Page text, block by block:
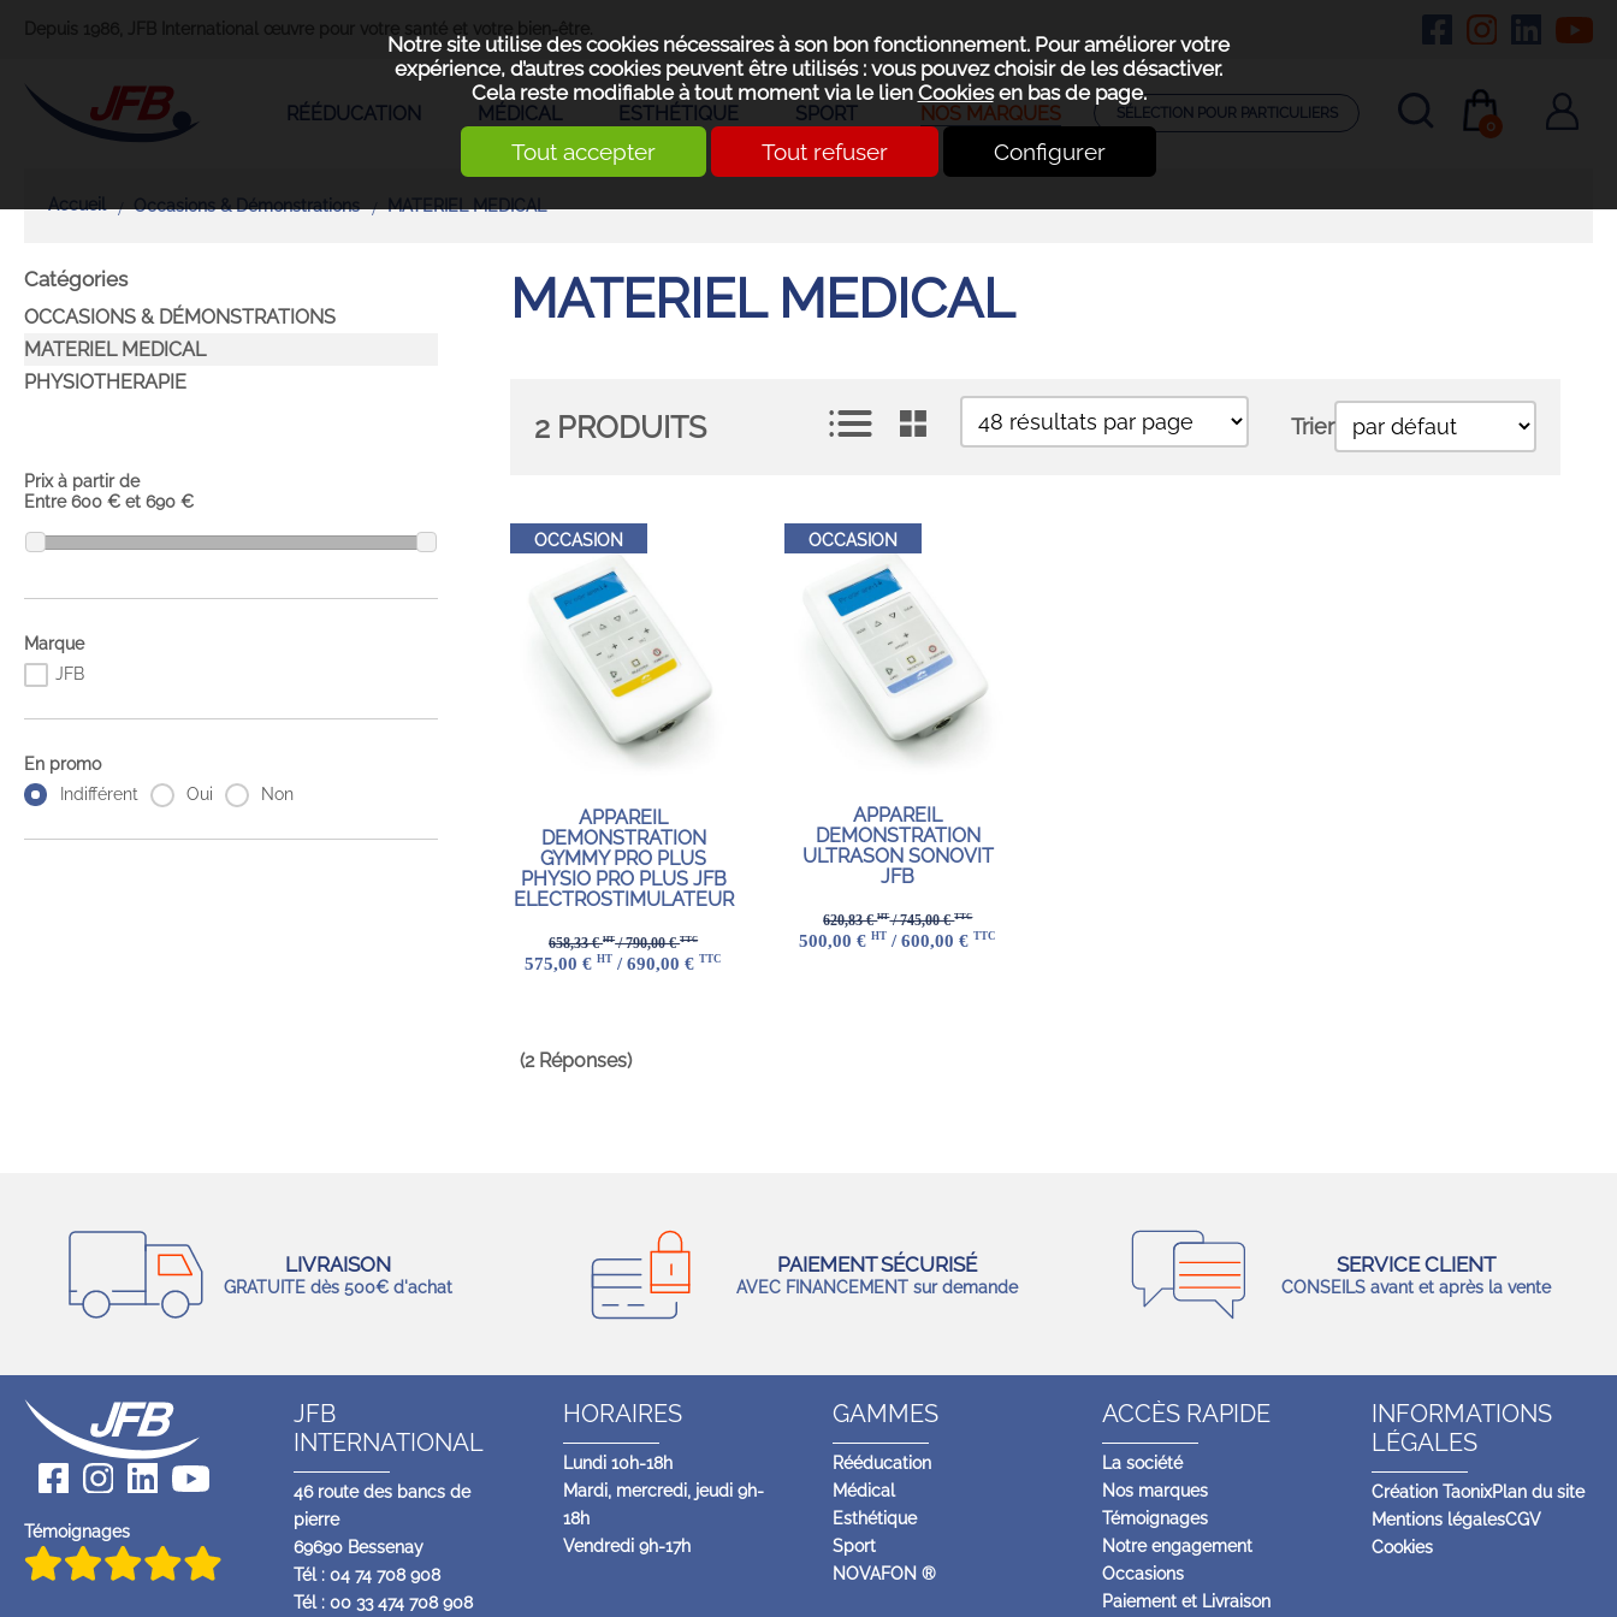
Notre site utilise des cookies nécessaires à son bon fonctionnement. Pour améliorer votre
expérience, d’autres cookies peuvent être utilisés : vous pouvez choisir de les désactiver.
Cela reste modifiable à tout moment via le lien Cookiesen bas de page.
Tout accepter Tout refuser Configurer
RÉÉDUCATION MÉDICAL ESTHÉTIQUE SPORT NOS MARQUES SÉLECTION POUR PARTICULIERS
0
Accueil Occasions & Démonstrations MATERIEL MEDICAL
Catégories
OCCASIONS & DÉMONSTRATIONS
MATERIEL MEDICAL
PHYSIOTHERAPIE
Prix à partir de
Entre600 € et 690 €
Marque
JFB
En promo
Indifférent
Oui Non
MATERIEL MEDICAL
2 PRODUITS Trier
OCCASION
APPAREIL
DEMONSTRATION
GYMMY PRO PLUS
PHYSIO PRO PLUS JFB
ELECTROSTIMULATEUR
658,33 €HT/ 790,00 €TTC
575,00 €HT / 690,00 €TTC
OCCASION
APPAREIL
DEMONSTRATION
ULTRASON SONOVIT
JFB
620,83 €HT/ 745,00 €TTC
500,00 €HT / 600,00 €TTC
(2 Réponses)
LIVRAISON
GRATUITE dès 500€ d'achat
PAIEMENT SÉCURISÉ
AVEC FINANCEMENT sur demande
SERVICE CLIENT
CONSEILS avant et après la vente
Témoignages
JFB
INTERNATIONAL
46 route des bancs de
pierre
69690 Bessenay
Tél : 04 74 708 908
Tél : 00 33 474 708 908
HORAIRES
Lundi 10h-18h
Mardi, mercredi, jeudi 9h-
18h
Vendredi 9h-17h
GAMMES
Rééducation
Médical
Esthétique
Sport
NOVAFON ®
ACCÈS RAPIDE
La société
Nos marques
Témoignages
Notre engagement
Occasions
Paiement et Livraison
INFORMATIONS
LÉGALES
Création TaonixPlan du site
Mentions légalesCGV
Cookies